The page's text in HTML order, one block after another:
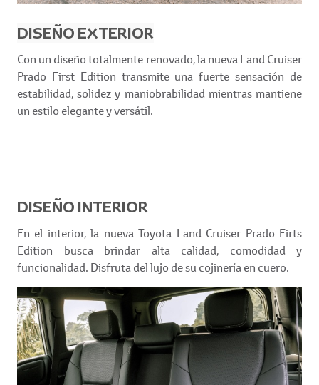
DISEÑO EXTERIOR
Con un diseño totalmente renovado, la nueva Land Cruiser
Prado First Edition transmite una fuerte sensación de
estabilidad, solidez y maniobrabilidad mientras mantiene
un estilo elegante y versátil.
DISEÑO INTERIOR
En el interior, la nueva Toyota Land Cruiser Prado Firts
Edition busca brindar alta calidad, comodidad y
funcionalidad. Disfruta del lujo de su cojinería en cuero.